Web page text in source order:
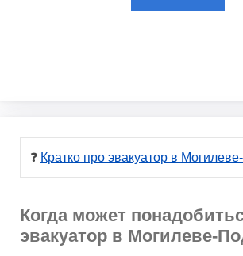
❓ Кратко про эвакуатор в
Когда может
эвакуатор в Могилеве-